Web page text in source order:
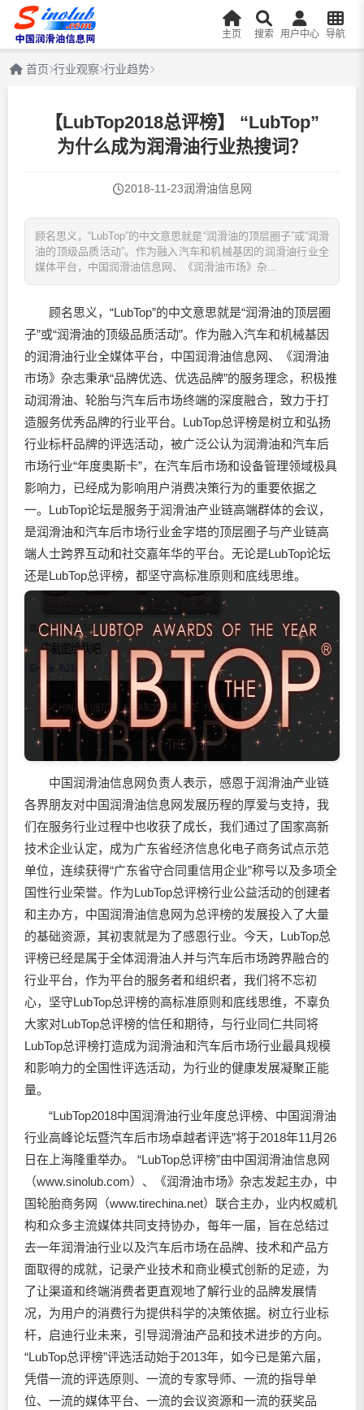
主页 搜索 用户中心 导航
首页 行业观察 行业趋势
【LubTop2018总评榜】 “LubTop”
为什么成为润滑油行业热搜词？
2018-11-23润滑油信息网
顾名思义，“LubTop”的中文意思就是“润滑油的顶层圈子”或“润滑
油的顶级品质活动”。作为融入汽车和机械基因的润滑油行业全
媒体平台，中国润滑油信息网、《润滑油市场》杂...
顾名思义，“LubTop”的中文意思就是“润滑油的顶层圈
子”或“润滑油的顶级品质活动”。作为融入汽车和机械基因
的润滑油行业全媒体平台，中国润滑油信息网、《润滑油
市场》杂志秉承“品牌优选、优选品牌”的服务理念，积极推
动润滑油、轮胎与汽车后市场终端的深度融合，致力于打
造服务优秀品牌的行业平台。LubTop总评榜是树立和弘扬
行业标杆品牌的评选活动，被广泛公认为润滑油和汽车后
市场行业“年度奥斯卡”，在汽车后市场和设备管理领域极具
影响力，已经成为影响用户消费决策行为的重要依据之
一。LubTop论坛是服务于润滑油产业链高端群体的会议，
是润滑油和汽车后市场行业金字塔的顶层圈子与产业链高
端人士跨界互动和社交嘉年华的平台。无论是LubTop论坛
还是LubTop总评榜，都坚守高标准原则和底线思维。
中国润滑油信息网负责人表示，感恩于润滑油产业链
各界朋友对中国润滑油信息网发展历程的厚爱与支持，我
们在服务行业过程中也收获了成长，我们通过了国家高新
技术企业认定，成为广东省经济信息化电子商务试点示范
单位，连续获得“广东省守合同重信用企业”称号以及多项全
国性行业荣誉。作为LubTop总评榜行业公益活动的创建者
和主办方，中国润滑油信息网为总评榜的发展投入了大量
的基础资源，其初衷就是为了感恩行业。今天，LubTop总
评榜已经是属于全体润滑油人并与汽车后市场跨界融合的
行业平台，作为平台的服务者和组织者，我们将不忘初
心，坚守LubTop总评榜的高标准原则和底线思维，不辜负
大家对LubTop总评榜的信任和期待，与行业同仁共同将
LubTop总评榜打造成为润滑油和汽车后市场行业最具规模
和影响力的全国性评选活动，为行业的健康发展凝聚正能
量。
“LubTop2018中国润滑油行业年度总评榜、中国润滑油
行业高峰论坛暨汽车后市场卓越者评选”将于2018年11月26
日在上海隆重举办。 “LubTop总评榜”由中国润滑油信息网
（www.sinolub.com）、《润滑油市场》杂志发起主办，中
国轮胎商务网（www.tirechina.net）联合主办，业内权威机
构和众多主流媒体共同支持协办，每年一届，旨在总结过
去一年润滑油行业以及汽车后市场在品牌、技术和产品方
面取得的成就，记录产业技术和商业模式创新的足迹，为
了让渠道和终端消费者更直观地了解行业的品牌发展情
况，为用户的消费行为提供科学的决策依据。树立行业标
杆，启迪行业未来，引导润滑油产品和技术进步的方向。
“LubTop总评榜”评选活动始于2013年，如今已是第六届，
凭借一流的评选原则、一流的专家导师、一流的指导单
位、一流的媒体平台、一流的会议资源和一流的获奖品